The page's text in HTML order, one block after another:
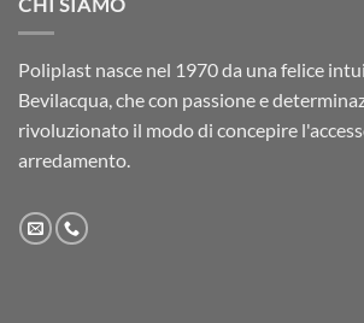
Poliplast nasce nel 1970 da una felice
Bevilacqua, che con passione e
rivoluzionato il modo di concepire
arredamento.